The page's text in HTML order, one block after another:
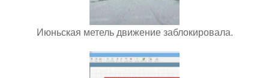
Июньская метель движение заблокировала.